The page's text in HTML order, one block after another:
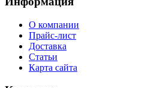
О компании
Прайс-лист
Доставка
Статьи
Карта сайта